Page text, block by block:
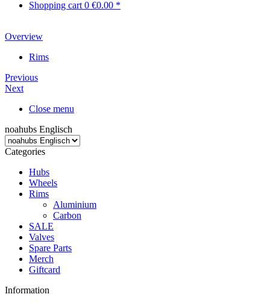
Shopping cart 0 €0.00 *
Overview
Rims
Previous
Next
Close menu
noahubs Englisch
Categories
Hubs
Wheels
Rims
Aluminium
Carbon
SALE
Valves
Spare Parts
Merch
Giftcard
Information